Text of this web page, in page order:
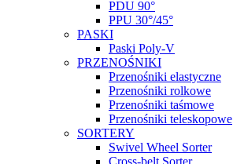
PDU 90°
PPU 30°/45°
PASKI
Paski Poly-V
PRZENOŚNIKI
Przenośniki elastyczne
Przenośniki rolkowe
Przenośniki taśmowe
Przenośniki teleskopowe
SORTERY
Swivel Wheel Sorter
Cross-belt Sorter